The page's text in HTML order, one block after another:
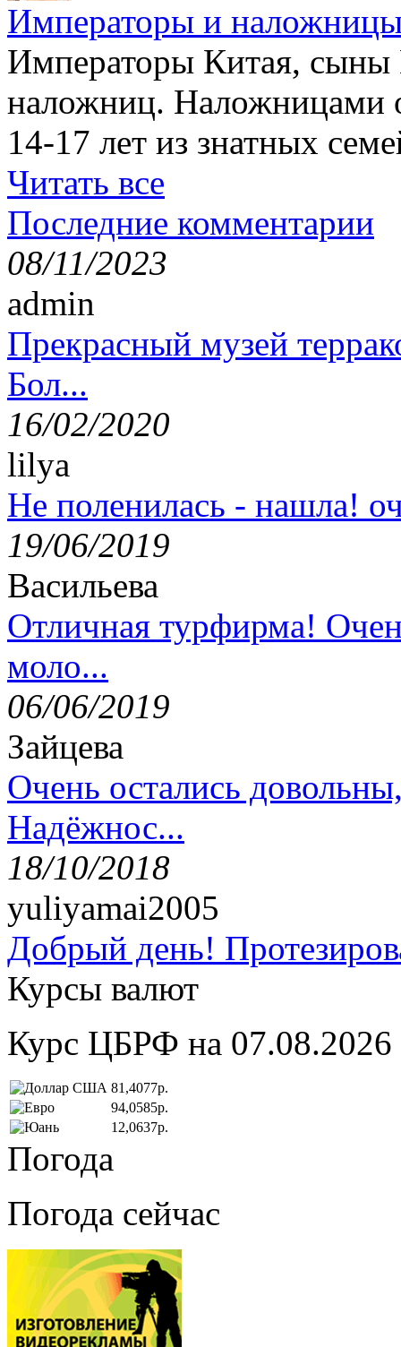
Императоры и
Императоры Китая,
наложниц. Наложницами
14-17 лет из знатных
Читать все
Последние комментарии
08/11/2023
admin
Прекрасный музей
Бол...
16/02/2020
lilya
Не поленилась - нашла!
19/06/2019
Васильева
Отличная турфирма!
моло...
06/06/2019
Зайцева
Очень остались
Надёжнос...
18/10/2018
yuliyamai2005
Добрый день!
Курсы валют
Курс ЦБРФ на 07.08.2026
81,4077р.
94,0585р.
12,0637р.
Погода
Погода сейчас